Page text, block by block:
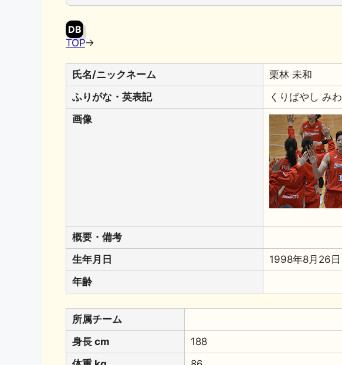
DB
TOP→
氏名/ニックネーム
栗林 未和
ふりがな・英表記
くりばやし みわ
画像
概要・備考
生年月日
1998年8月26日
年齢
所属チーム
身長 cm
188